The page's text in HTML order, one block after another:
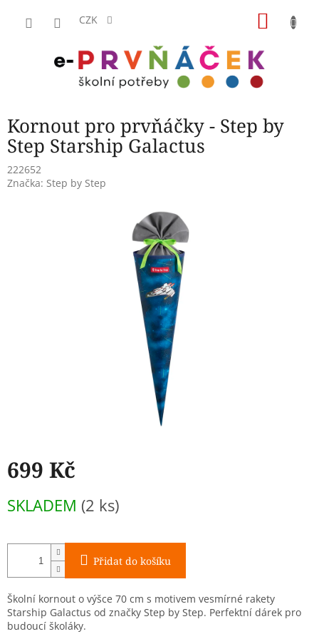
CZK
Kornout pro prvňáčky - Step by
Step Starship Galactus
222652
Značka: Step by Step
699 Kč
cena:
SKLADEM (2 ks)
Přidat do košíku
Školní kornout o výšce 70 cm s motivem vesmírné rakety
Starship Galactus od značky Step by Step. Perfektní dárek pro
budoucí školáky.